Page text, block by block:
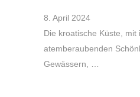
8. April 2024
Die kroatische Küste, mit
atemberaubenden
Gewässern, …